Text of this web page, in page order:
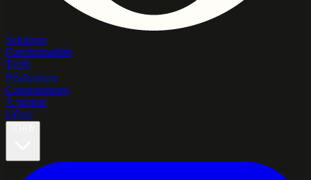
Solutions
Fonctionnalités
Tarifs
Réalisations
Communiqués
À propos
Démo